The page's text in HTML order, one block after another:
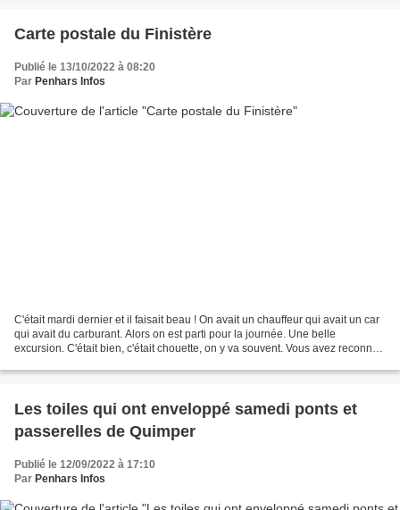
Carte postale du Finistère
Publié le 13/10/2022 à 08:20
Par Penhars Infos
C'était mardi dernier et il faisait beau ! On avait un chauffeur qui avait un car
qui avait du carburant. Alors on est parti pour la journée. Une belle
excursion. C'était bien, c'était chouette, on y va souvent. Vous avez reconnu
Les toiles qui ont enveloppé samedi ponts et
passerelles de Quimper
Publié le 12/09/2022 à 17:10
Par Penhars Infos